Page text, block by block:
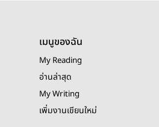
เมนูของฉัน
My Reading
อ่านล่าสุด
My Writing
เพิ่มงานเขียนใหม่